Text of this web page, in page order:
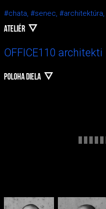
#chata, #senec, #architektúra,
ATELIÉR
OFFICE110 architekti
POLOHA DIELA